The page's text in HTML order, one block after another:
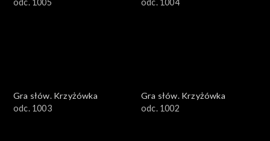
Gra słów. Krzyżówka
odc. 1003
Gra słów. Krzyżówka
odc. 1002